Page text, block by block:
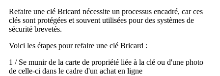
Refaire une clé Bricard nécessite un processus encadré, car ces
clés sont protégées et souvent utilisées pour des systèmes de
sécurité brevetés.
Voici les étapes pour refaire une clé Bricard :
1 / Se munir de la carte de propriété liée à la clé ou d'une photo
de celle-ci dans le cadre d'un achat en ligne